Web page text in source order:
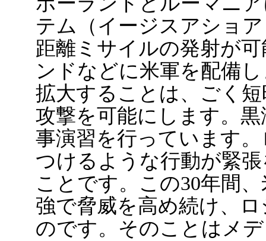
テム（イージスアショ
距離ミサイルの発射が
ンドなどに米軍を配備
拡大することは、ごく
攻撃を可能にします。
事演習を行っています
つけるような行動が緊
ことです。この30年間
強で脅威を高め続け、
のです。そのことはメ